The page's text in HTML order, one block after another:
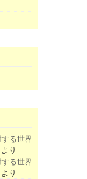
する世界
より
する世界
より